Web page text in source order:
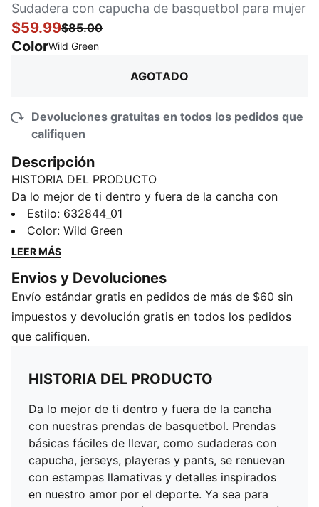
Sudadera con capucha de basquetbol para mujer
$59.99$85.00
ColorWild Green:
AGOTADO
Devoluciones gratuitas en todos los pedidos que
califiquen
Descripción
HISTORIA DEL PRODUCTO
Da lo mejor de ti dentro y fuera de la cancha con
nuestras prendas de basquetbol. Prendas básicas
fáciles de llevar, como sudaderas con capucha,
jerseys, playeras y pants, se renuevan con estampas
deporte. Ya sea para calentar, para después del
partido o para el día a día, estas prendas están
diseñadas para marcar la diferencia.
CARACTERÍSTICAS Y BENEFICIOS
DETALLES
Corte: holgado
Material principal: tejido polar
Capucha
Mangas largas
Cierre: cremallera
Largo: regular
Bolsillo canguro
Estilo: 632844_01
Color: Wild Green
LEER MÁS
Envios y Devoluciones
Envío estándar gratis en pedidos de más de $60 sin
impuestos y devolución gratis en todos los pedidos
que califiquen.
HISTORIA DEL PRODUCTO
Da lo mejor de ti dentro y fuera de la cancha
con nuestras prendas de basquetbol. Prendas
básicas fáciles de llevar, como sudaderas con
capucha, jerseys, playeras y pants, se renuevan
con estampas llamativas y detalles inspirados
en nuestro amor por el deporte. Ya sea para